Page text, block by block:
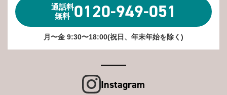
通話料
無料 0120-949-051
月〜金 9:30〜18:00(祝日、年末年始を除く)
Instagram